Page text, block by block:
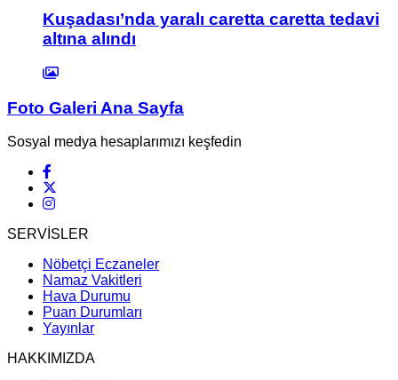
Kuşadası’nda yaralı caretta caretta tedavi
altına alındı
Foto Galeri Ana Sayfa
Sosyal medya hesaplarımızı keşfedin
SERVİSLER
Nöbetçi Eczaneler
Namaz Vakitleri
Hava Durumu
Puan Durumları
Yayınlar
HAKKIMIZDA